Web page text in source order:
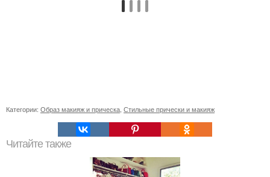
Категории: Образ макияж и прическа Стильные прически и макияж
Читайте также